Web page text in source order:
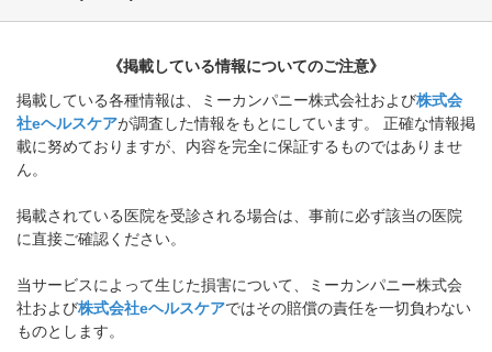
《掲載している情報についてのご注意》
掲載している各種情報は、ミーカンパニー株式会社および株式会
社eヘルスケアが調査した情報をもとにしています。 正確な情報掲
載に努めておりますが、内容を完全に保証するものではありませ
ん。
掲載されている医院を受診される場合は、事前に必ず該当の医院
に直接ご確認ください。
当サービスによって生じた損害について、ミーカンパニー株式会
社および株式会社eヘルスケアではその賠償の責任を一切負わない
ものとします。